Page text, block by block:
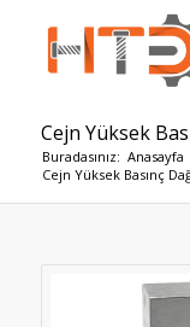
Cejn Yüksek
Buradasınız: Anasayfa
Cejn Yüksek Basınç